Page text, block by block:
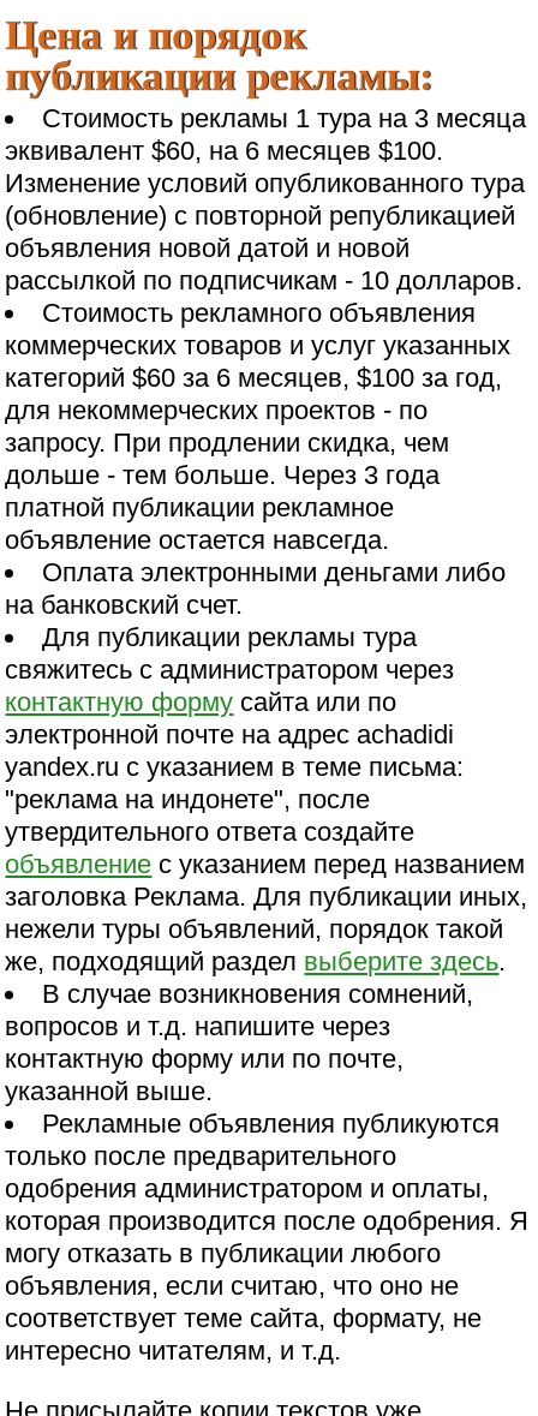
Цена и порядок
публикации рекламы:
Стоимость рекламы 1 тура на 3 месяца
эквивалент $60, на 6 месяцев $100.
Изменение условий опубликованного тура
(обновление) с повторной републикацией
объявления новой датой и новой
рассылкой по подписчикам - 10 долларов.
Стоимость рекламного объявления
коммерческих товаров и услуг указанных
категорий $60 за 6 месяцев, $100 за год,
для некоммерческих проектов - по
запросу. При продлении скидка, чем
дольше - тем больше. Через 3 года
платной публикации рекламное
объявление остается навсегда.
Оплата электронными деньгами либо
на банковский счет.
Для публикации рекламы тура
свяжитесь с администратором через
контактную форму сайта или по
электронной почте на адрес achadidi
yandex.ru с указанием в теме письма:
"реклама на индонете", после
утвердительного ответа создайте
объявление с указанием перед названием
заголовка Реклама. Для публикации иных,
нежели туры объявлений, порядок такой
же, подходящий раздел выберите здесь.
В случае возникновения сомнений,
вопросов и т.д. напишите через
контактную форму или по почте,
указанной выше.
Рекламные объявления публикуются
только после предварительного
одобрения администратором и оплаты,
которая производится после одобрения. Я
могу отказать в публикации любого
объявления, если считаю, что оно не
соответствует теме сайта, формату, не
интересно читателям, и т.д.